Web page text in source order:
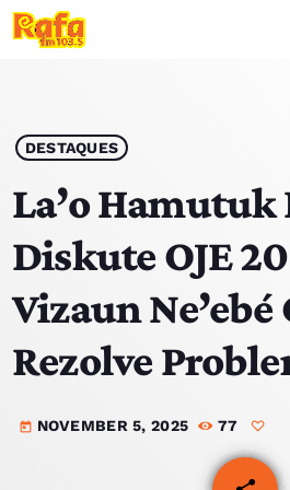
play_arrow OUVIR RAFA
HOME
NOTISIA
EKIPA
TOP 15
DESTAQUES
La’o Hamutuk
Diskute OJE
Vizaun
Rezolve
today NOVEMBER 5, 2025 77